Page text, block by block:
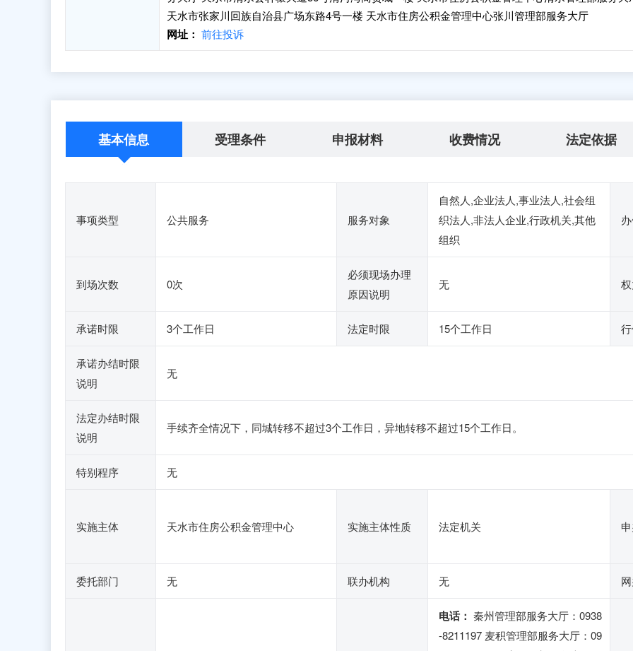
天水市张家川回族自治县广场东路4号一楼 天水市住房公积金管理中心张川管理部服务大厅
网址： 前往投诉
基本信息 受理条件 申报材料 收费情况 法定依据
事项类型 公共服务 服务对象
自然人,企业法人,事业法人,社会组
织法人,非法人企业,行政机关,其他
组织
到场次数 0次
必须现场办理
原因说明
无
承诺时限 3个工作日 法定时限 15个工作日
承诺办结时限
说明
无
法定办结时限
说明
手续齐全情况下，同城转移不超过3个工作日，异地转移不超过15个工作日。
特别程序 无
实施主体 天水市住房公积金管理中心 实施主体性质 法定机关
委托部门 无 联办机构 无
电话： 秦州管理部服务大厅：0938
-8211197 麦积管理部服务大厅：09